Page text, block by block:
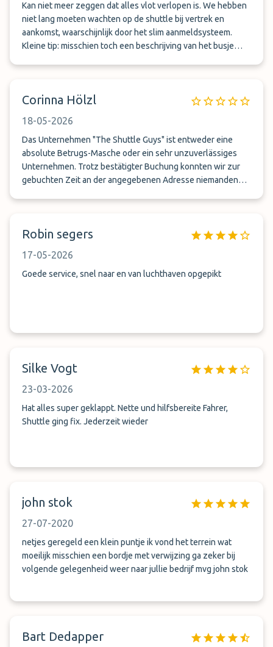
Kan niet meer zeggen dat alles vlot verlopen is. We hebben
niet lang moeten wachten op de shuttle bij vertrek en
aankomst, waarschijnlijk door het slim aanmeldsysteem.
Kleine tip: misschien toch een beschrijving van het busje
Corinna Hölzl
18-05-2026
Das Unternehmen "The Shuttle Guys" ist entweder eine
absolute Betrugs-Masche oder ein sehr unzuverlässiges
Unternehmen. Trotz bestätigter Buchung konnten wir zur
gebuchten Zeit an der angegebenen Adresse niemanden
abstellen. Das Geld wurde trotzdem abgebucht. Nicht
Robin segers
17-05-2026
Goede service, snel naar en van luchthaven opgepikt
Silke Vogt
23-03-2026
Hat alles super geklappt. Nette und hilfsbereite Fahrer,
Shuttle ging fix. Jederzeit wieder
john stok
27-07-2020
netjes geregeld een klein puntje ik vond het terrein wat
moeilijk misschien een bordje met verwijzing ga zeker bij
volgende gelegenheid weer naar jullie bedrijf mvg john stok
Bart Dedapper